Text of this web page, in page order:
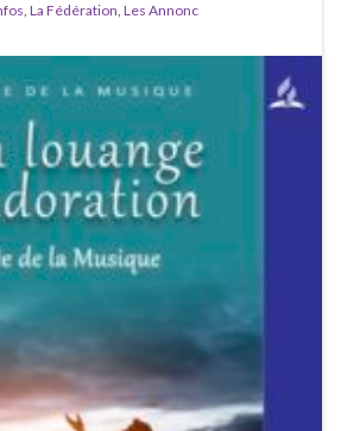
, La Fédération, Les Annonc